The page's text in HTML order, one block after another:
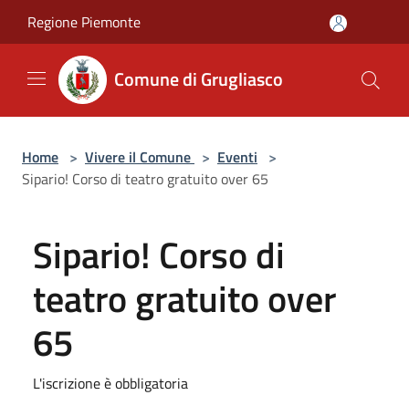
Regione Piemonte
Comune di Grugliasco
Home > Vivere il Comune > Eventi >
Sipario! Corso di teatro gratuito over 65
Sipario! Corso di
teatro gratuito over
65
L'iscrizione è obbligatoria